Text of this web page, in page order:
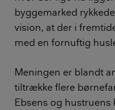
byggemarked
vision, at der i
med en fornuftig
Meningen er blandt
tiltrække flere
Ebsens og hustruens